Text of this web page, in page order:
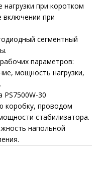
при коротком
включении при
сегментный
параметров:
мощность нагрузки,
PS7500W-30
коробку, проводом
стабилизатора.
напольной